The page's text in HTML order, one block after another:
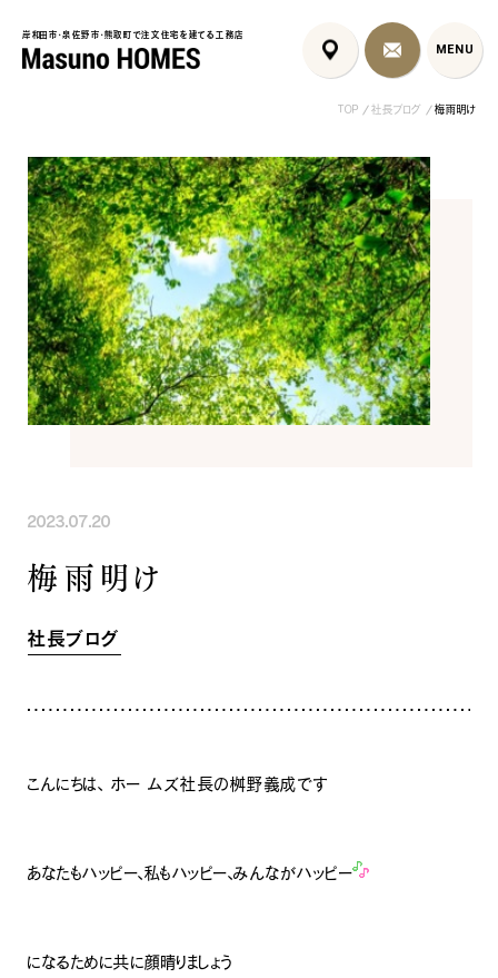
岸和田市・泉佐野市・熊取町で注文住宅を建てる工務店
MENU
MENU
岸和田市・泉佐野市・熊取町で注文住宅を建てる工務店
泉佐野市の北欧デザイン注文
住宅｜自然素材と...
泉佐野市の共働き夫婦向け注
文住宅｜家事ラク...
フレンチカントリ
喰壁とペット...
コンセプト
はじめに
5つの約束
標準仕様
家づくりの流れ
施工事例
INFORMATION
イベント情報
社長ブログ
お知らせ
TOP 社長ブログ 梅雨明け
2023.07.20
梅雨明け
社長ブログ
こんにちは、 ホー ムズ社長の桝野義成です
あなたもハッピー、私もハッピー、みんながハッピー
になるために共に顔晴りましょう